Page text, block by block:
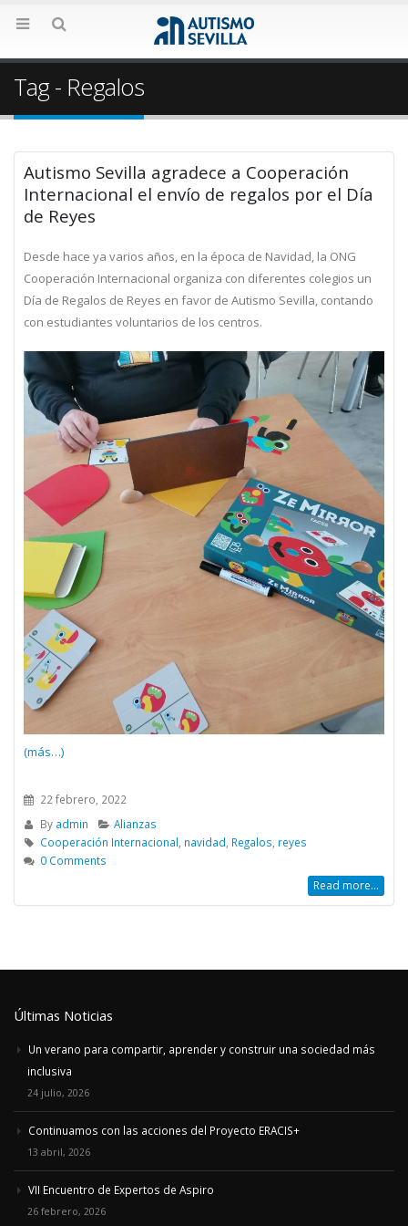
Tag - Regalos
Autismo Sevilla agradece a Cooperación
Internacional el envío de regalos por el Día
de Reyes
Desde hace ya varios años, en la época de Navidad, la ONG
Cooperación Internacional organiza con diferentes colegios un
Día de Regalos de Reyes en favor de Autismo Sevilla, contando
con estudiantes voluntarios de los centros.
(más…)
22 febrero, 2022
By admin
Alianzas
Cooperación Internacional navidad Regalos reyes
0 Comments
Read more...
Últimas Noticias
Un verano para compartir, aprender y construir una sociedad más
inclusiva
24 julio, 2026
Continuamos con las acciones del Proyecto ERACIS+
13 abril, 2026
VII Encuentro de Expertos de Aspiro
26 febrero, 2026